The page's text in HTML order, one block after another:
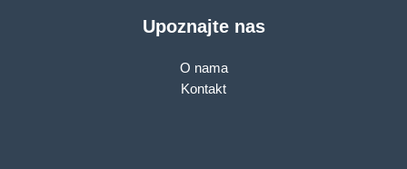
Upoznajte nas
O nama
Kontakt